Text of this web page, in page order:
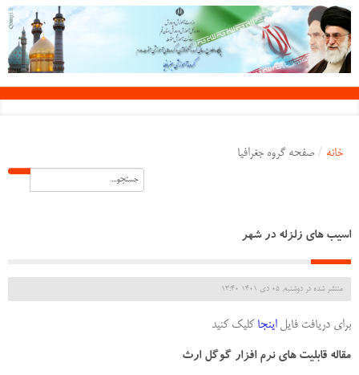
خانه / صفحه گروه جغرافیا
اسیب های زلزله در شهر
منتشر شده در دوشنبه, 05 دی 1401 13:40
برای دریافت فایلاینجا کلیک کنید
مقاله قابلیت های نرم افزار گوگل ارث